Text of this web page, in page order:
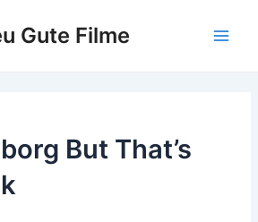
Gute Filme
But That’s